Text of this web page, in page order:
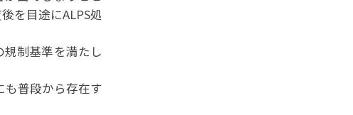
を目途にALPS処
制基準を満たし
普段から存在す